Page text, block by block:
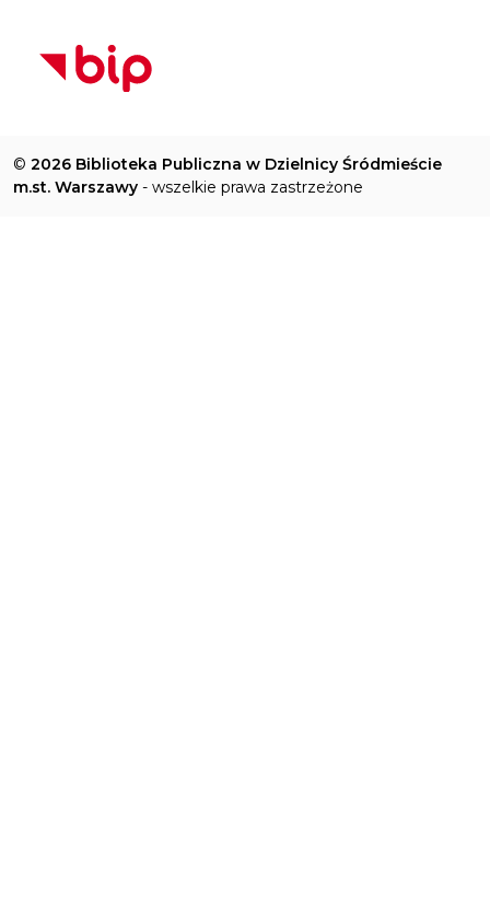
© 2026 Biblioteka Publiczna w Dzielnicy Śródmieście
m.st. Warszawy - wszelkie prawa zastrzeżone